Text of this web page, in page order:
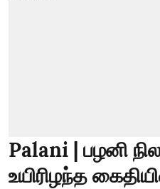
Palani | பழனி
உயிரிழந்த